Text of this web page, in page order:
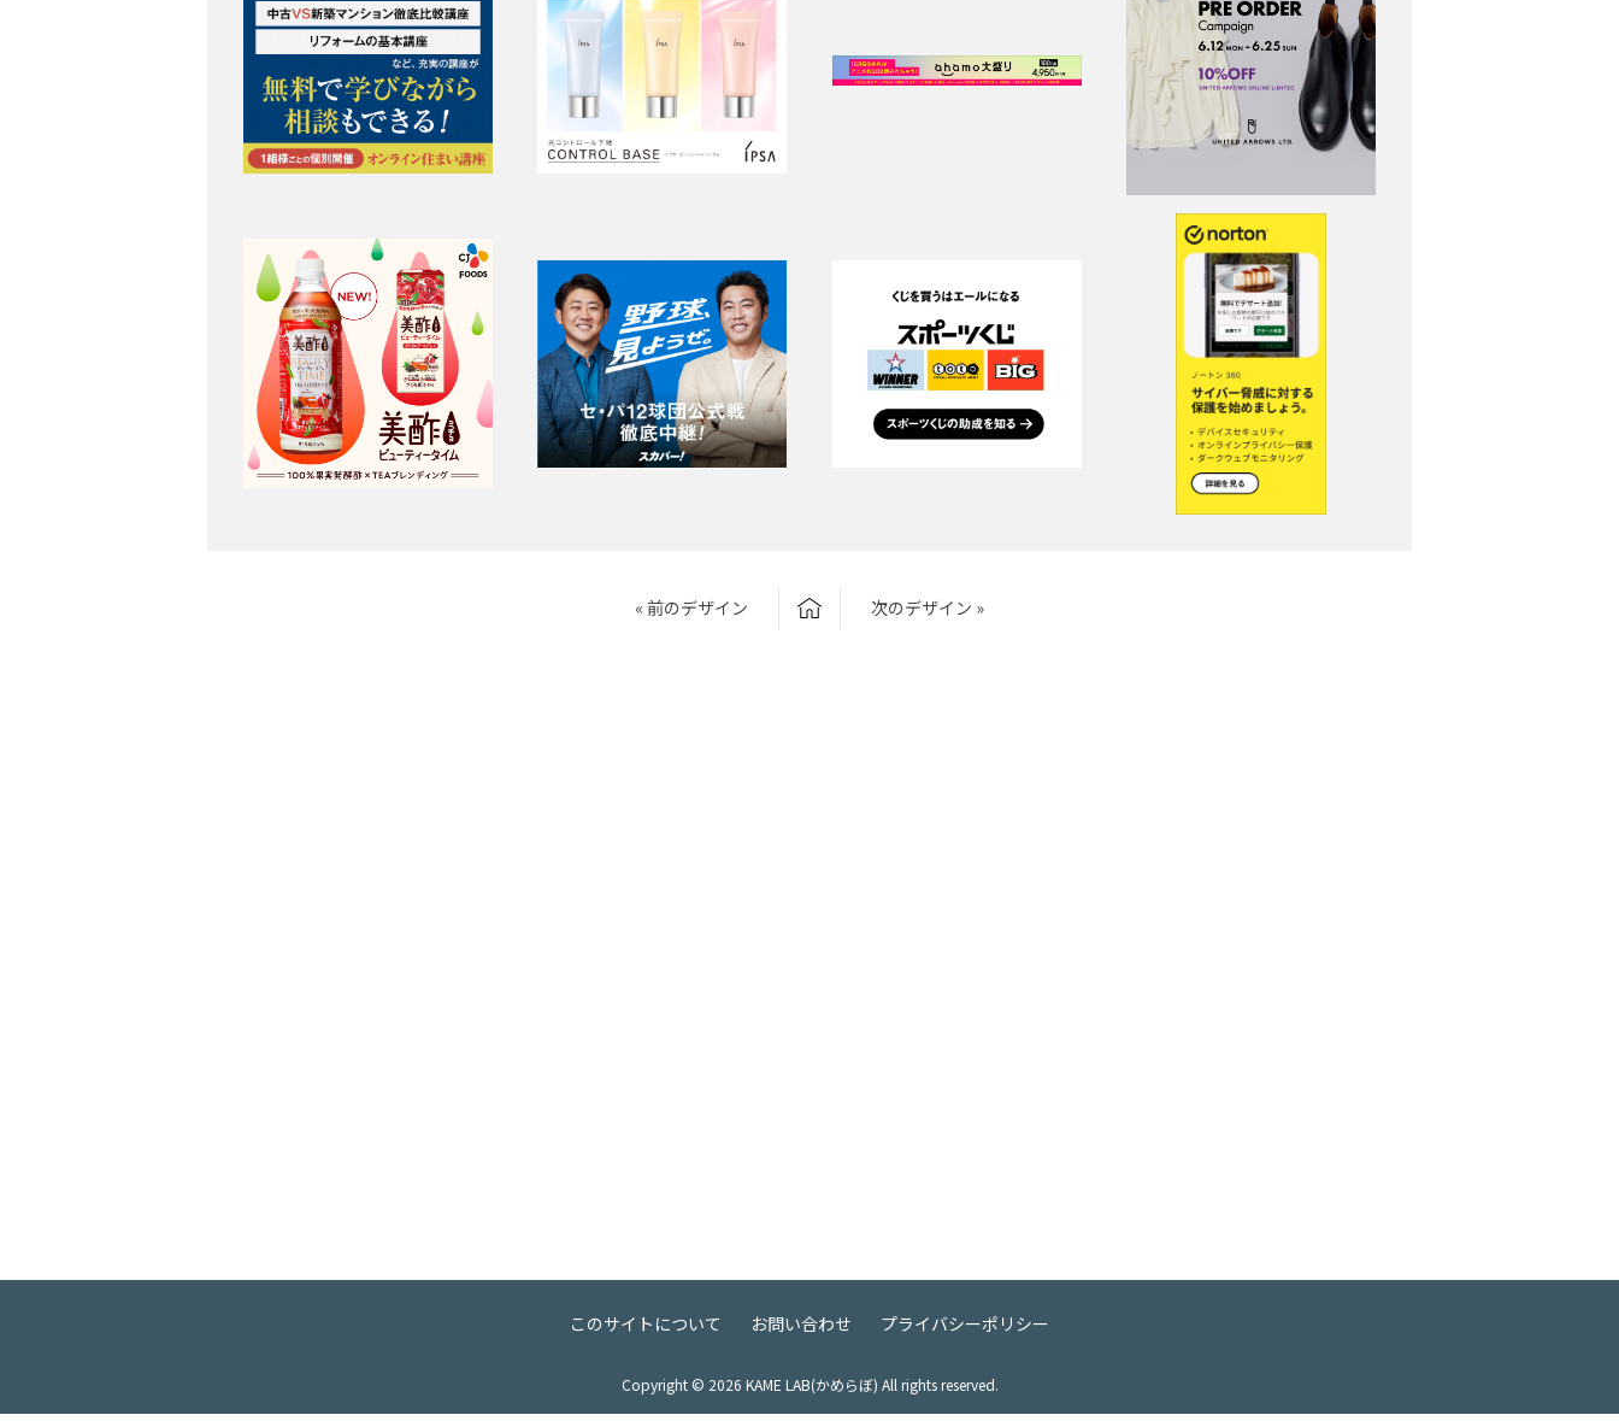
« 前のデザイン 次のデザイン »
このサイトについて お問い合わせ プライバシーポリシー
Copyright © 2026 KAME LAB(かめらぼ) All rights reserved.